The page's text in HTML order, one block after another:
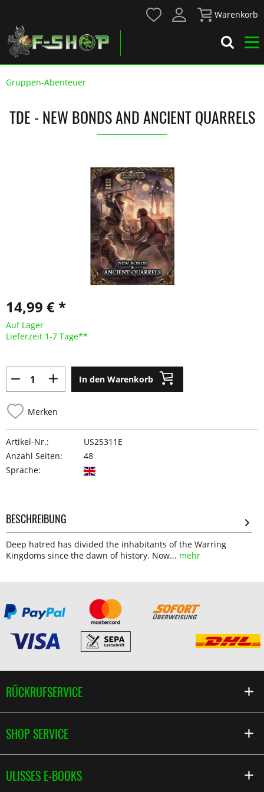
Warenkorb
Gruppen-Abenteuer
TDE - NEW BONDS AND ANCIENT QUARRELS
14,99 € *
Auf Lager
Lieferzeit 1-7 Tage**
In den Warenkorb
Merken
Artikel-Nr.:
US25311E
Anzahl Seiten:
48
Sprache:
BESCHREIBUNG
Deep hatred has divided the inhabitants of the Warring
Kingdoms since the dawn of history. Now... mehr
RÜCKRUFSERVICE
SHOP SERVICE
ULISSES E-BOOKS